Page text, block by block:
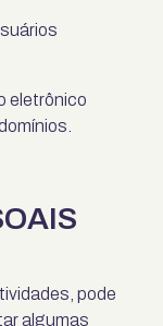
eletrônico
pode
algumas